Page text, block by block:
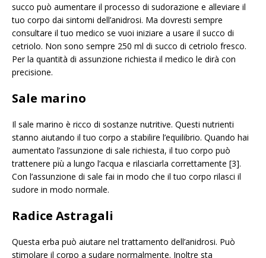
succo può aumentare il processo di sudorazione e alleviare il
tuo corpo dai sintomi dell’anidrosi. Ma dovresti sempre
consultare il tuo medico se vuoi iniziare a usare il succo di
cetriolo. Non sono sempre 250 ml di succo di cetriolo fresco.
Per la quantità di assunzione richiesta il medico le dirà con
precisione.
Sale marino
Il sale marino è ricco di sostanze nutritive. Questi nutrienti
stanno aiutando il tuo corpo a stabilire l’equilibrio. Quando hai
aumentato l’assunzione di sale richiesta, il tuo corpo può
trattenere più a lungo l’acqua e rilasciarla correttamente [3].
Con l’assunzione di sale fai in modo che il tuo corpo rilasci il
sudore in modo normale.
Radice Astragali
Questa erba può aiutare nel trattamento dell’anidrosi. Può
stimolare il corpo a sudare normalmente. Inoltre sta